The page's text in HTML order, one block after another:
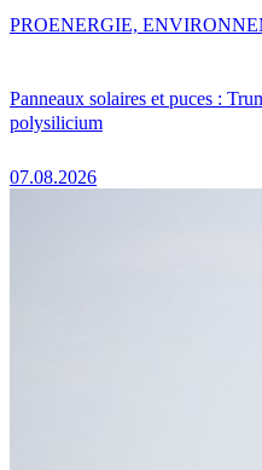
Panneaux solaires et puces :
polysilicium
07.08.2026
PROENERGIE,